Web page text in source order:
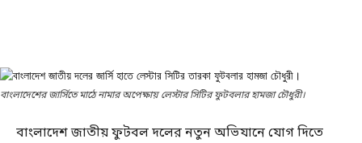
বাংলাদেশের জার্সিতে মাঠে নামার অপেক্ষায় লেস্টার সিটির ফুটবলার হামজা চৌধুরী।
বাংলাদেশ জাতীয় ফুটবল দলের নতুন অভিযানে যোগ দিতে